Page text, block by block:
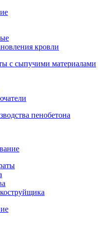
кровли
с сыпучими материалами
пенобетона